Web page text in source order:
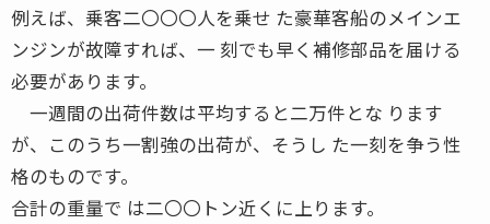
例えば、乗客二〇〇〇人を乗せ た豪華客船のメインエ
ンジンが故障すれば、一 刻でも早く補修部品を届ける
必要があります。
一週間の出荷件数は平均すると二万件とな ります
が、このうち一割強の出荷が、そうし た一刻を争う性
格のものです。
合計の重量で は二〇〇トン近くに上ります。